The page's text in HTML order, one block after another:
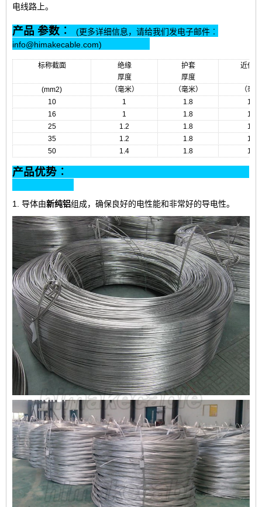
电线路上。
产品 参数︰
(更多详细信息，请给我们发电子邮件︰
info@himakecable.com)
标称截面
绝缘
厚度
护套
厚度
近似
(mm2) （毫米） （毫米）
（毫
10
1 1.8
12.9
16
1 1.8
13.9
25
1.2 1.8
15.6
35
1.2 1.8
16.8
50
1.4 1.8 18.5
产品优势︰
1. 导体由新纯铝组成，确保良好的电性能和非常好的导电性。